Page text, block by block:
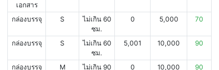
เอกสาร
กล่องบรรจุ S
ไม่เกิน 60
ซม.
0 5,000 70
กล่องบรรจุ S
ไม่เกิน 60
ซม.
5,001 10,000 90
กล่องบรรจุ M
ไม่เกิน 90
0 10,000 90